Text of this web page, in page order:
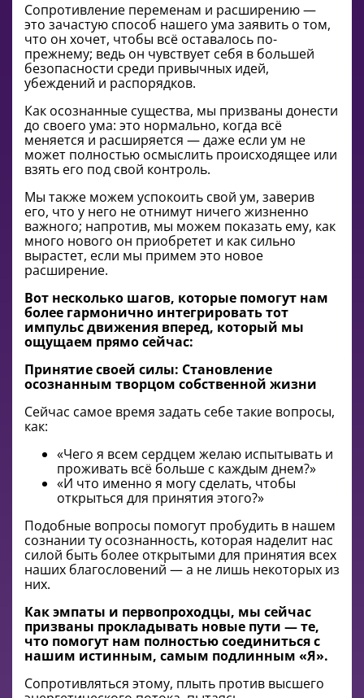
Сопротивление переменам и расширению —
это зачастую способ нашего ума заявить о том,
что он хочет, чтобы всё оставалось по-
прежнему; ведь он чувствует себя в большей
безопасности среди привычных идей,
убеждений и распорядков.
Как осознанные существа, мы призваны донести
до своего ума: это нормально, когда всё
меняется и расширяется — даже если ум не
может полностью осмыслить происходящее или
взять его под свой контроль.
Мы также можем успокоить свой ум, заверив
его, что у него не отнимут ничего жизненно
важного; напротив, мы можем показать ему, как
много нового он приобретет и как сильно
вырастет, если мы примем это новое
расширение.
Вот несколько шагов, которые помогут нам
более гармонично интегрировать тот
импульс движения вперед, который мы
ощущаем прямо сейчас:
Принятие своей силы: Становление
осознанным творцом собственной жизни
Сейчас самое время задать себе такие вопросы,
как:
«Чего я всем сердцем желаю испытывать и
проживать всё больше с каждым днем?»
«И что именно я могу сделать, чтобы
открыться для принятия этого?»
Подобные вопросы помогут пробудить в нашем
сознании ту осознанность, которая наделит нас
силой быть более открытыми для принятия всех
наших благословений — а не лишь некоторых из
них.
Как эмпаты и первопроходцы, мы сейчас
призваны прокладывать новые пути — те,
что помогут нам полностью соединиться с
нашим истинным, самым подлинным «Я».
Сопротивляться этому, плыть против высшего